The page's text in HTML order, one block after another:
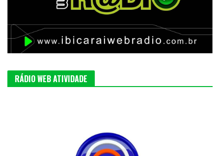
RÁDIO WEB ATIVIDADE